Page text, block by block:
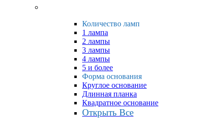
Количество ламп
1 лампа
2 лампы
3 лампы
4 лампы
5 и более
Форма основания
Круглое основание
Длинная планка
Квадратное основание
Открыть Все